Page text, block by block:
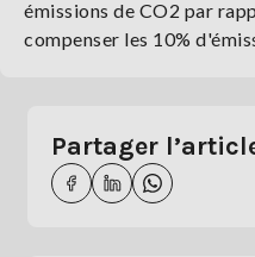
émissions de CO2 par
compenser les 10%
Partager